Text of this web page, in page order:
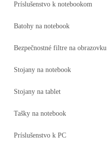
Príslušenstvo k notebookom
Batohy na notebook
Bezpečnostné filtre na obrazovku
Stojany na notebook
Stojany na tablet
Tašky na notebook
Príslušenstvo k PC